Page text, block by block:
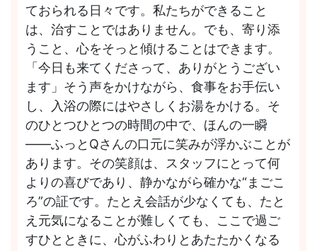
ておられる日々です。私たちができること
は、治すことではありません。でも、寄り添
うこと、心をそっと傾けることはできます。
「今日も来てくださって、ありがとうござい
ます」そう声をかけながら、食事をお手伝い
し、入浴の際にはやさしくお湯をかける。そ
のひとつひとつの時間の中で、ほんの一瞬
――ふっとQさんの口元に笑みが浮かぶことが
あります。その笑顔は、スタッフにとって何
よりの喜びであり、静かながら確かな“まごこ
ろ”の証です。たとえ会話が少なくても、たと
え元気になることが難しくても、ここで過ご
すひとときに、心がふわりとあたたかくなる